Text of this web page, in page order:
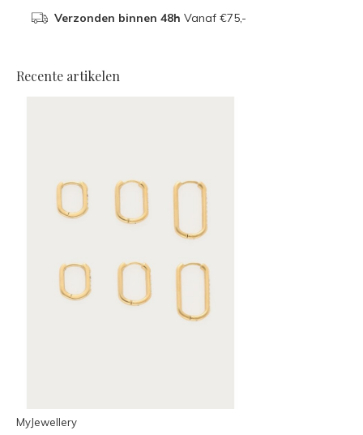
Verzonden binnen 48h Vanaf €75,-
Recente artikelen
MyJewellery